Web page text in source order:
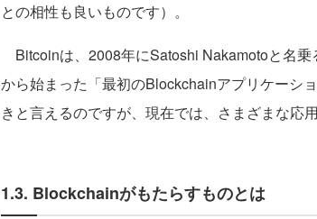
との相性も良いものです）。
Bitcoinは、2008年にSatoshi Nakamotoと名
から始まった「最初のBlockchainアプリケーシ
きと言えるのですが、現在では、さまざまな応
1.3. Blockchainがもたらすものとは